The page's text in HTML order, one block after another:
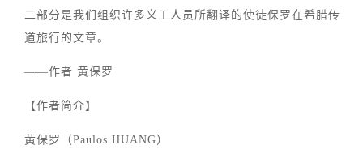
二部分是我们组织许多义工人员所翻译的使徒保罗在希腊传
道旅行的文章。
——作者 黄保罗
【作者简介】
黄保罗（Paulos HUANG）